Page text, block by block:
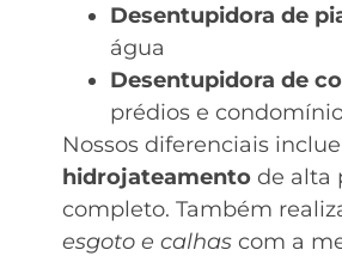
Desentupidora de
água
Desentupidora de
prédios e
Nossos diferenciais
hidrojateamento de alta
completo. Também
esgoto e calhas com a